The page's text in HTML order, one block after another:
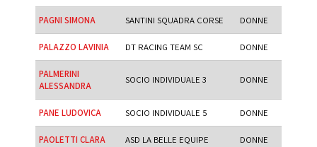
PAGNI SIMONA SANTINI SQUADRA CORSE DONNE
PALAZZO LAVINIA DT RACING TEAM SC DONNE
PALMERINI
ALESSANDRA
SOCIO INDIVIDUALE 3 DONNE
PANE LUDOVICA SOCIO INDIVIDUALE 5 DONNE
PAOLETTI CLARA ASD LA BELLE EQUIPE DONNE